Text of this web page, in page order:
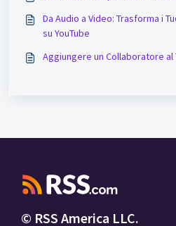
Da Audio a Video: Trasforma i
su YouTube
Aggiungere un Collaboratore al
© RSS America LLC.